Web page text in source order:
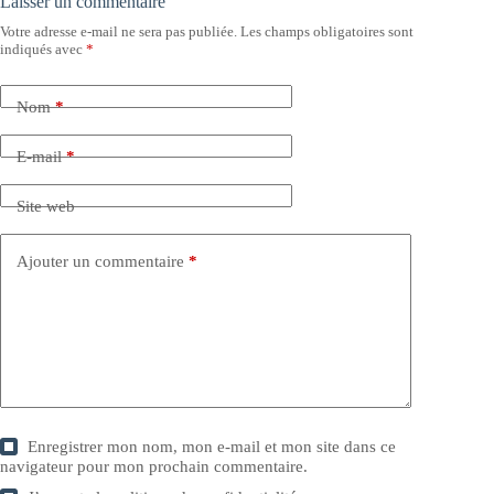
Votre adresse e-mail ne sera pas publiée. Les champs obligatoires sont
indiqués avec *
Nom*
E-mail*
Site web
Ajouter un commentaire *
Enregistrer mon nom, mon e-mail et mon site dans ce
navigateur pour mon prochain commentaire.